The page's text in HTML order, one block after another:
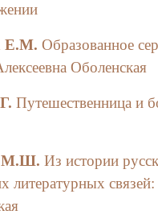
сердечно
проведении
по подготовке
В.Н.
Кулакову, Ю.Н.
Якубенко. Особую
исторических
Петербургского
аграрного
доценту
Петербургского
Е.М. Образованное
Оболенская
Путешественница и
М.Ш. Из истории
литературных